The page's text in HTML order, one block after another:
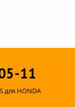
11
для HONDA